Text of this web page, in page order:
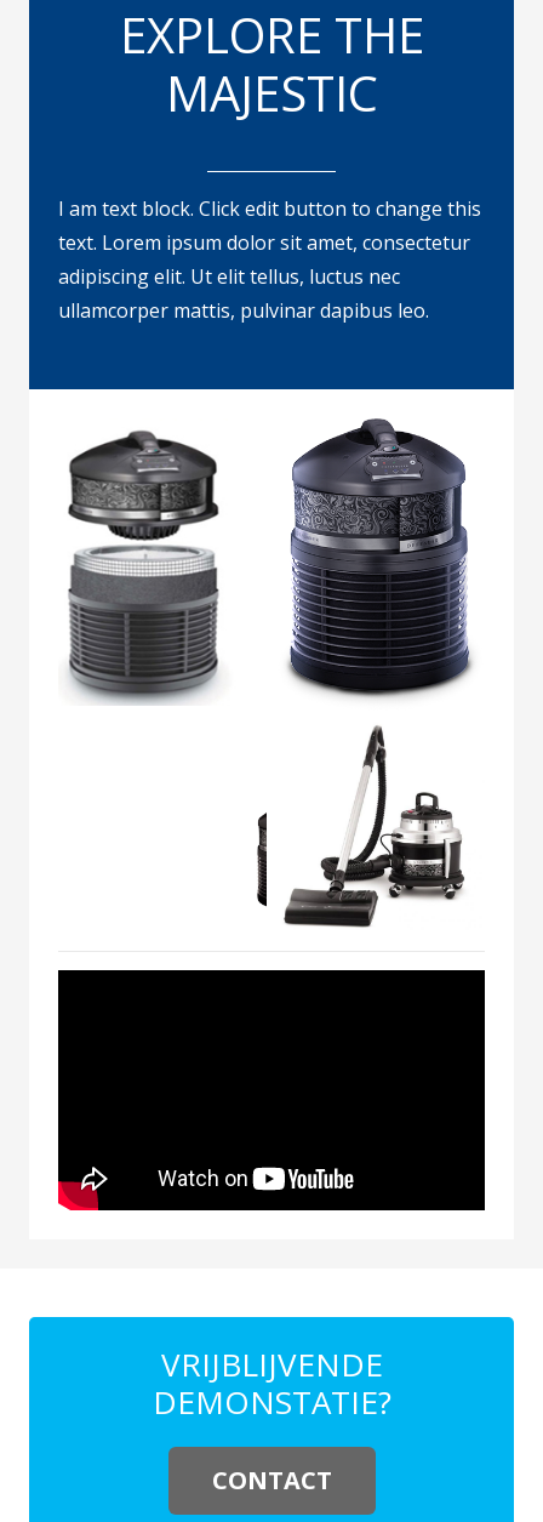
EXPLORE THE
MAJESTIC
I am text block. Click edit button to change this
text. Lorem ipsum dolor sit amet, consectetur
adipiscing elit. Ut elit tellus, luctus nec
ullamcorper mattis, pulvinar dapibus leo.
VRIJBLIJVENDE
DEMONSTATIE?
CONTACT